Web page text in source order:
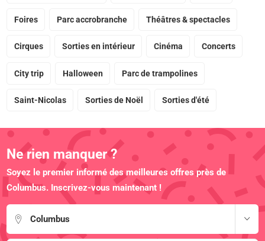
Foires Parc accrobranche Théâtres & spectacles
Cirques Sorties en intérieur Cinéma Concerts
City trip Halloween Parc de trampolines
Saint-Nicolas Sorties de Noël Sorties d'été
Ne rien manquer ?
Soyez le premier informé des meilleures offres près de
Columbus. Inscrivez-vous maintenant !
Columbus